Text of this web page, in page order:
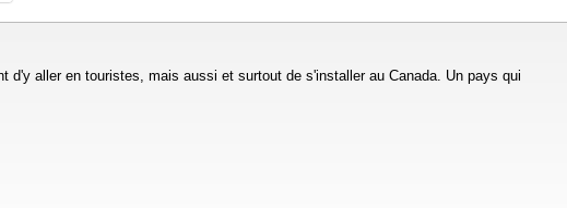
aller en touristes, mais aussi et surtout de s'installer au Canada. Un pays qui